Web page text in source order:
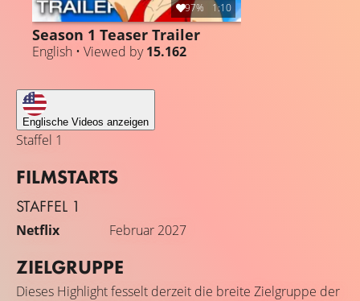
97% 1:10
Season 1 Teaser Trailer
English • Viewed by15.162
Englische Videos anzeigen
Staffel 1
FILMSTARTS
STAFFEL 1
Netflix Februar 2027
ZIELGRUPPE
Dieses Highlight fesselt derzeit die breite Zielgruppe der